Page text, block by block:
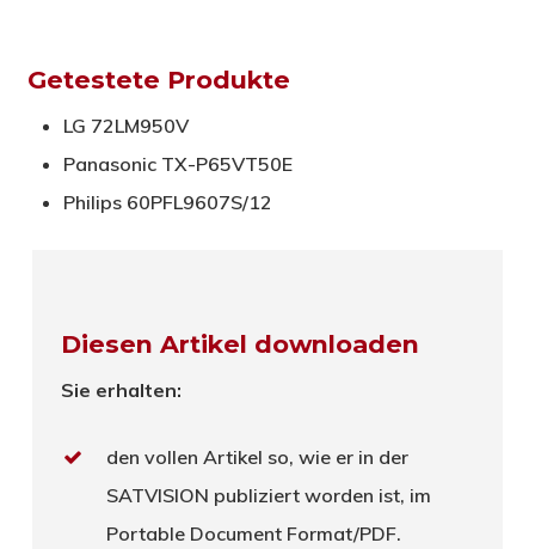
Getestete Produkte
LG 72LM950V
Panasonic TX-P65VT50E
Philips 60PFL9607S/12
Diesen Artikel downloaden
Sie erhalten:
den vollen Artikel so, wie er in der
SATVISION publiziert worden ist, im
Portable Document Format/PDF.